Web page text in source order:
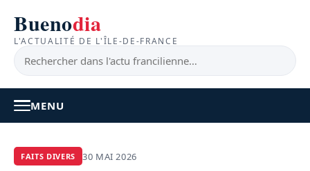
Buenodia
L'ACTUALITÉ DE L'ÎLE-DE-FRANCE
MENU
FAITS DIVERS 30 MAI 2026